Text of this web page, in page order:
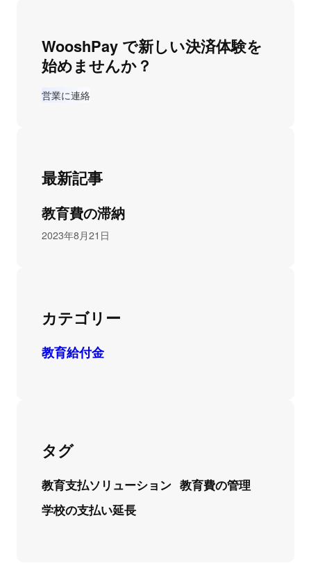
WooshPay で新しい決済体験を
始めませんか？
営業に連絡
最新記事
教育費の滞納
2023年8月21日
カテゴリー
教育給付金
タグ
教育支払ソリューション 教育費の管理
学校の支払い延長